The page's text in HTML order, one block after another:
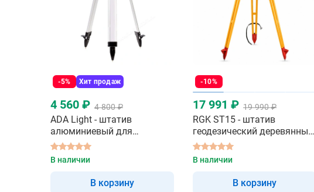
-5% Хит продаж
4 560 ₽ 4 800 ₽
ADA Light - штатив
алюминиевый для
нивелира
В наличии
В корзину
-10%
17 991 ₽ 19 990 ₽
RGK ST15 - штатив
геодезический деревянный
нераздвижной
В наличии
В корзину